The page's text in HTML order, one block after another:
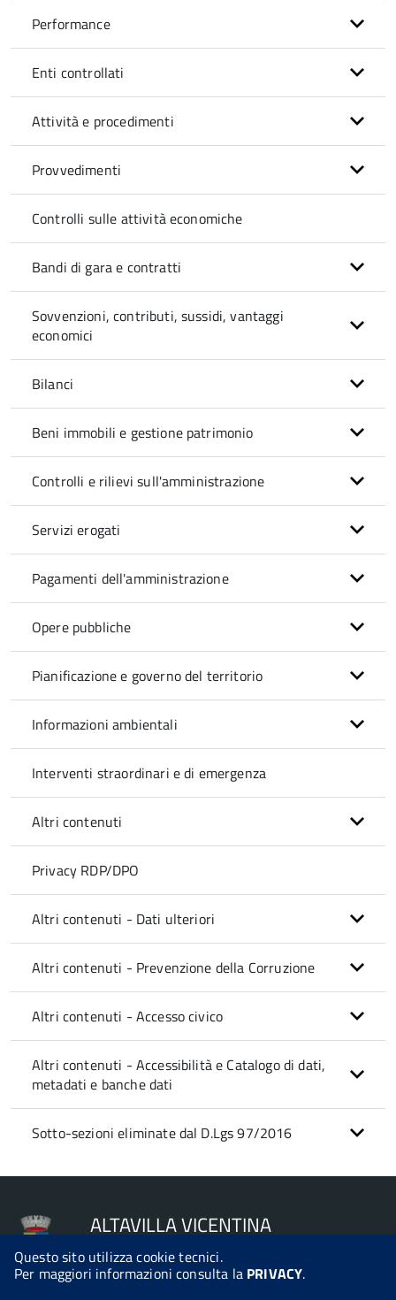
Questo sito utilizza cookie tecnici.
Per maggiori informazioni consulta la PRIVACY.
Performance
Enti controllati
Attività e procedimenti
Provvedimenti
Controlli sulle attività economiche
Bandi di gara e contratti
Sovvenzioni, contributi, sussidi, vantaggi
economici
Bilanci
Beni immobili e gestione patrimonio
Controlli e rilievi sull'amministrazione
Servizi erogati
Pagamenti dell'amministrazione
Opere pubbliche
Pianificazione e governo del territorio
Informazioni ambientali
Interventi straordinari e di emergenza
Altri contenuti
Privacy RDP/DPO
Altri contenuti - Dati ulteriori
Altri contenuti - Prevenzione della Corruzione
Altri contenuti - Accesso civico
Altri contenuti - Accessibilità e Catalogo di dati,
metadati e banche dati
Sotto-sezioni eliminate dal D.Lgs 97/2016
ALTAVILLA VICENTINA